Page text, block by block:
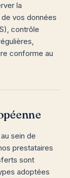
la
vos données
contrôle
conforme au
sein de
prestataires
sont
adoptées